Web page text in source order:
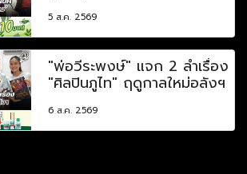
5 ส.ค. 2569
"พ่อวีระพงษ์" แจก 2 ลำเรื่อง
"ศิลปินภูไท" ฤดูกาลใหม่อลังฯ
6 ส.ค. 2569